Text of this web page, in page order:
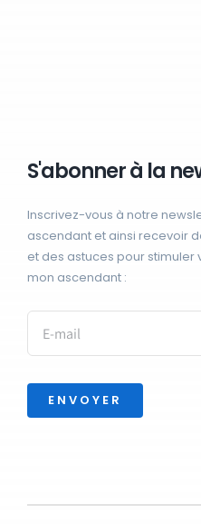
S'abonner à la
Inscrivez-vous à notre
ascendant et ainsi recevoir
et des astuces pour
mon ascendant :
ENVOYER